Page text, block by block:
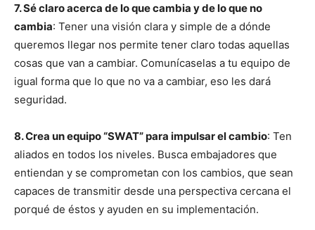
7. Sé claro acerca de lo que cambia y de lo que no
cambia: Tener una visión clara y simple de a dónde
queremos llegar nos permite tener claro todas aquellas
cosas que van a cambiar. Comunícaselas a tu equipo de
igual forma que lo que no va a cambiar, eso les dará
seguridad.
8. Crea un equipo “SWAT” para impulsar el cambio: Ten
aliados en todos los niveles. Busca embajadores que
entiendan y se comprometan con los cambios, que sean
capaces de transmitir desde una perspectiva cercana el
porqué de éstos y ayuden en su implementación.